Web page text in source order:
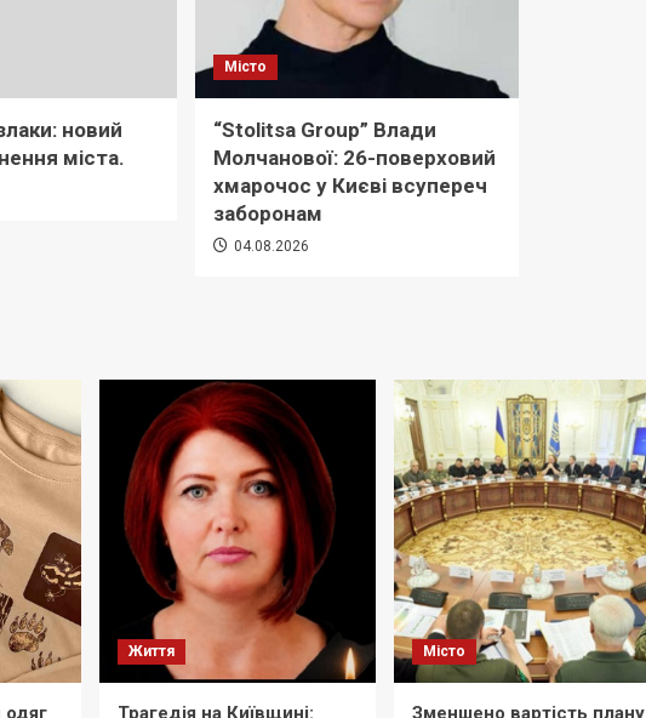
новий
міста.
Місто
“Stolitsa Group” Влади
Молчанової: 26-поверховий
хмарочос у Києві всупереч
заборонам
04.08.2026
одяг
Життя
Трагедія на Київщині:
Місто
Зменшено вартість плану